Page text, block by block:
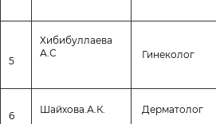
5
Хибибуллаева
А.С
Гинеколог
6
Шайхова.А.К. Дерматолог